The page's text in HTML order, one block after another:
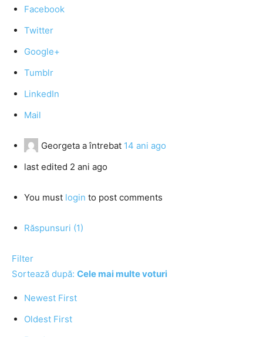
Facebook
Twitter
Google+
Tumblr
LinkedIn
Mail
Georgeta a întrebat 14 ani ago
last edited 2 ani ago
You must login to post comments
Răspunsuri (1)
Filter
Sortează după: Cele mai multe voturi
Newest First
Oldest First